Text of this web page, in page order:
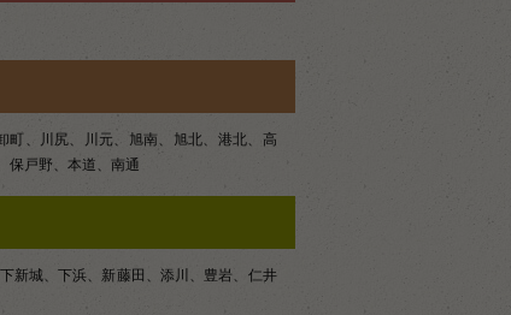
町、川尻、川元、旭南、旭北、港北、高
保戸野、本道、南通
新城、下浜、新藤田、添川、豊岩、仁井